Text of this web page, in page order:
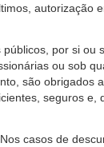
autorização
públicos, por si ou
ou sob
são obrigados
seguros e,
Nos casos de